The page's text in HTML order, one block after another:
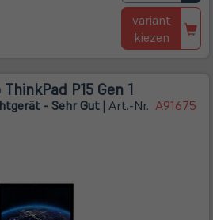
variant
kiezen
P15 Gen 1
- Sehr Gut | Art.-Nr. A91675